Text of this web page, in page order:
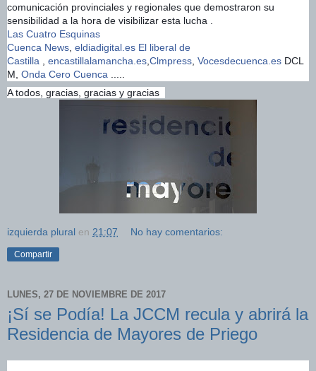
comunicación provinciales y regionales que demostraron su
sensibilidad a la hora de visibilizar esta lucha .
Las Cuatro Esquinas
Cuenca News eldiadigital.es El liberal de
Castilla
encastillalamancha.es Clmpress Vocesdecuenca.es DCL
M, Onda Cero Cuenca
A todos, gracias, gracias y gracias
izquierda plural en 21:07 No hay comentarios:
Compartir
LUNES, 27 DE NOVIEMBRE DE 2017
¡Sí se Podía! La JCCM recula y abrirá la
Residencia de Mayores de Priego